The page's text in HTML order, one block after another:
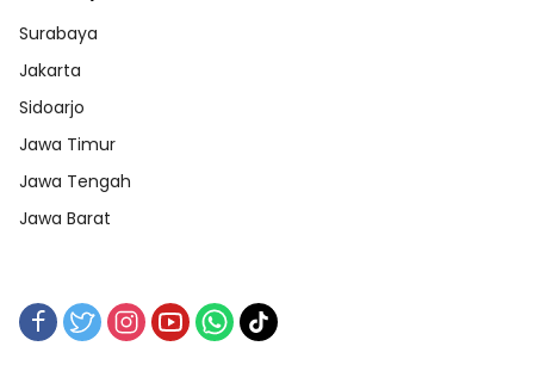
Surabaya
Jakarta
Sidoarjo
Jawa Timur
Jawa Tengah
Jawa Barat